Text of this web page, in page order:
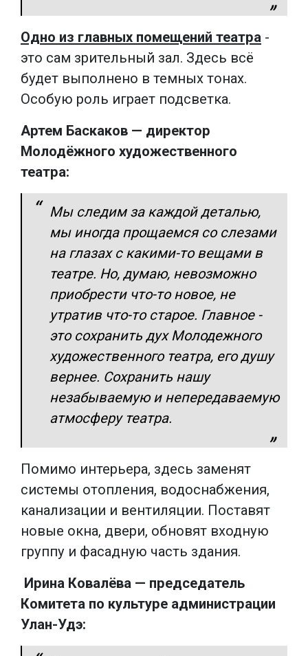
Одно из главных помещений театра -
это сам зрительный зал. Здесь всё
будет выполнено в темных тонах.
Особую роль играет подсветка.
Артем Баскаков — директор
Молодёжного художественного
театра:
Мы следим за каждой деталью,
мы иногда прощаемся со слезами
на глазах с какими-то вещами в
театре. Но, думаю, невозможно
приобрести что-то новое, не
утратив что-то старое. Главное -
это сохранить дух Молодежного
художественного театра, его душу
вернее. Сохранить нашу
незабываемую и непередаваемую
атмосферу театра.
Помимо интерьера, здесь заменят
системы отопления, водоснабжения,
канализации и вентиляции. Поставят
новые окна, двери, обновят входную
группу и фасадную часть здания.
Ирина Ковалёва — председатель
Комитета по культуре администрации
Улан-Удэ: